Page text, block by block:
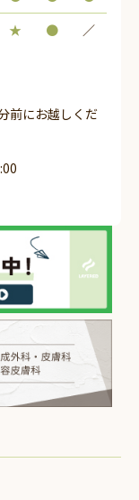
★ ● ／
前にお越しくだ